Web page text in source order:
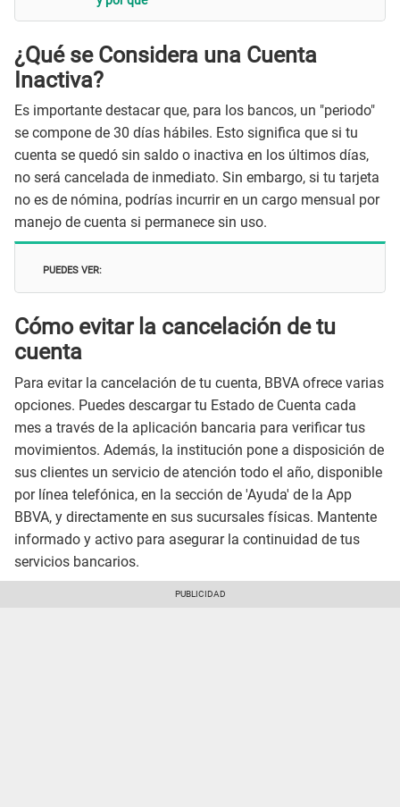
¿Qué se Considera una Cuenta
Inactiva?
Es importante destacar que, para los bancos, un "periodo"
se compone de 30 días hábiles. Esto significa que si tu
cuenta se quedó sin saldo o inactiva en los últimos días,
no será cancelada de inmediato. Sin embargo, si tu tarjeta
no es de nómina, podrías incurrir en un cargo mensual por
manejo de cuenta si permanece sin uso.
PUEDES VER:
Cómo evitar la cancelación de tu
cuenta
Para evitar la cancelación de tu cuenta, BBVA ofrece varias
opciones. Puedes descargar tu Estado de Cuenta cada
mes a través de la aplicación bancaria para verificar tus
movimientos. Además, la institución pone a disposición de
sus clientes un servicio de atención todo el año, disponible
por línea telefónica, en la sección de 'Ayuda' de la App
BBVA, y directamente en sus sucursales físicas. Mantente
informado y activo para asegurar la continuidad de tus
servicios bancarios.